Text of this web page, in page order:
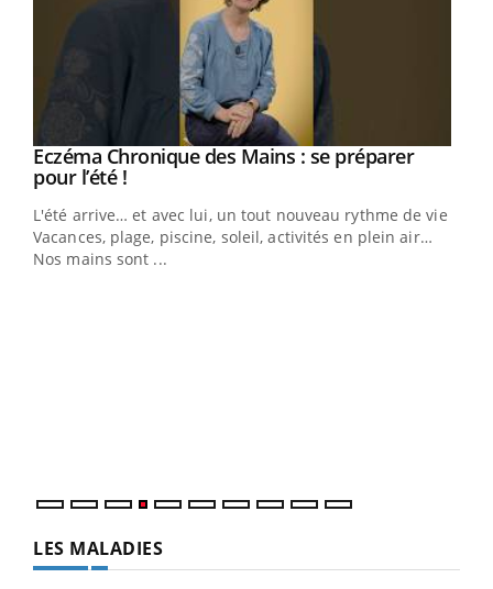
Youtube
Eczéma Chronique des Mains : se préparer
pour l’été !Youtube
L'été arrive… et avec lui, un tout nouveau rythme de vie !
Vacances, plage, piscine, soleil, activités en plein air…
Nos mains sont ...
LES MALADIES